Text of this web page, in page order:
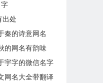
出处
秦的诗意网名
的网名有韵味
宇字的微信名字
网名大全带翻译